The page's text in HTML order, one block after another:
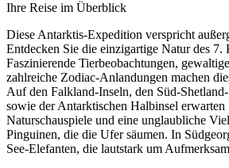
Ihre Reise im Überblick
Diese Antarktis-Expedition verspricht
Entdecken Sie die einzigartige Natur des 7.
Faszinierende Tierbeobachtungen,
zahlreiche Zodiac-Anlandungen machen
Auf den Falkland-Inseln, den Süd-
sowie der Antarktischen Halbinsel erwarten
Naturschauspiele und eine unglaubliche
Pinguinen, die die Ufer säumen. In
See-Elefanten, die lautstark um